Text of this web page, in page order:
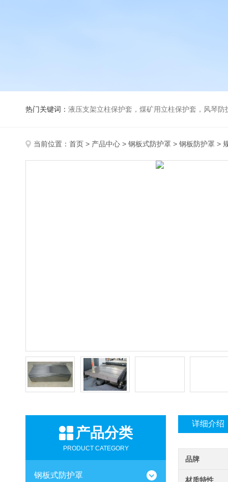
热门关键词： 液压支架立柱保护套，煤矿用立柱保护套，风琴
当前位置： 首页 > 产品中心 > 钢板式防护罩 > 钢板防护罩 >
产品分类
PRODUCT CATEGORY
钢板式防护罩
详细介绍
品牌
材质特性